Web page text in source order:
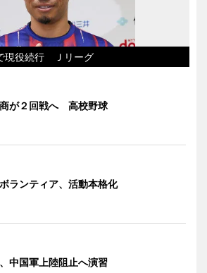
現役続行 Ｊリーグ
が２回戦へ 高校野球
ランティア、活動本格化
中国軍上陸阻止へ演習